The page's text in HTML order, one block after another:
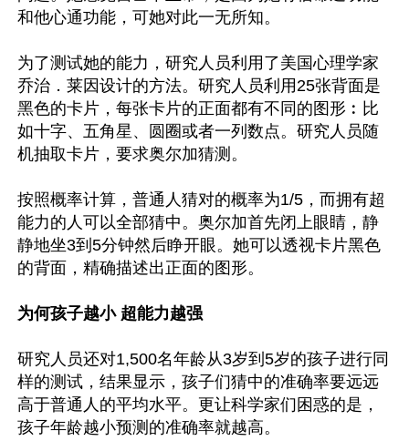
和他心通功能，可她对此一无所知。
为了测试她的能力，研究人员利用了美国心理学家
乔治．莱因设计的方法。研究人员利用25张背面是
黑色的卡片，每张卡片的正面都有不同的图形︰比
如十字、五角星、圆圈或者一列数点。研究人员随
机抽取卡片，要求奥尔加猜测。
按照概率计算，普通人猜对的概率为1/5，而拥有超
能力的人可以全部猜中。奥尔加首先闭上眼睛，静
静地坐3到5分钟然后睁开眼。她可以透视卡片黑色
的背面，精确描述出正面的图形。
为何孩子越小 超能力越强
研究人员还对1,500名年龄从3岁到5岁的孩子进行同
样的测试，结果显示，孩子们猜中的准确率要远远
高于普通人的平均水平。更让科学家们困惑的是，
孩子年龄越小预测的准确率就越高。